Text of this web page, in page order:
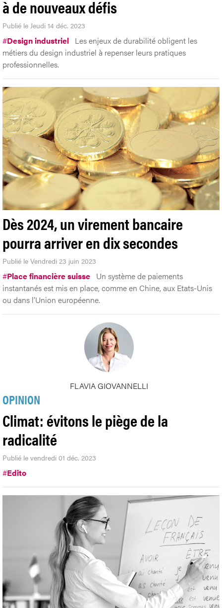
à de nouveaux défis
Publié le Jeudi 14 déc. 2023
#Design industriel Les enjeux de durabilité obligent les
métiers du design industriel à repenser leurs pratiques
professionnelles.
Dès 2024, un virement bancaire
pourra arriver en dix secondes
Publié le Vendredi 23 juin 2023
#Place financière suisse Un système de paiements
instantanés est mis en place, comme en Chine, aux Etats-Unis
ou dans l’Union européenne.
FLAVIA GIOVANNELLI
OPINION
Climat: évitons le piège de la
radicalité
Publié le vendredi 01 déc. 2023
#Edito